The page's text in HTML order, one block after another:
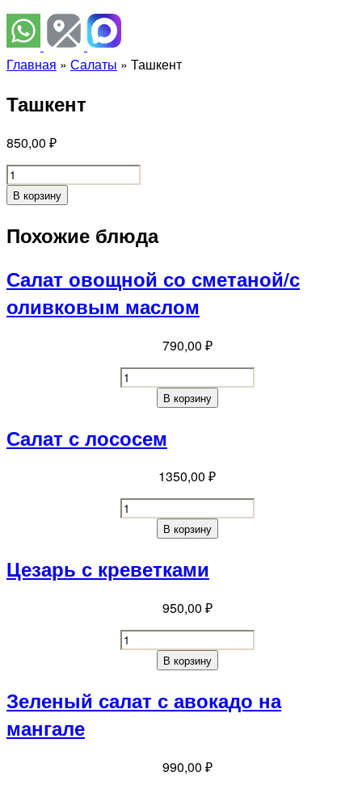
Главная » Салаты » Ташкент
Ташкент
850,00 ₽
Ташкент
quantity
В корзину
Похожие блюда
Салат овощной со сметаной/с
оливковым маслом
790,00 ₽
Салат
овощной
сметаной/
с
оливковым
маслом
quantity
В корзину
Салат с лососем
1350,00 ₽
Салат
лососем
quantity
В корзину
Цезарь с креветками
950,00 ₽
Цезарь
креветками
quantity
В корзину
Зеленый салат с авокадо на
мангале
990,00 ₽